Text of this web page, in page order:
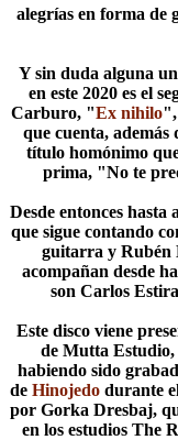
alegrías en forma de
Y sin duda alguna
en este 2020 es el
Carburo, "Ex nihilo",
que cuenta, además
título homónimo
prima, "No te
Desde entonces
que sigue contando
guitarra y Rubén
acompañan desde
son Carlos
Este disco viene
de Mutta
habiendo sido
de Hinojedodurante el
por Gorka Dresbaj,
en los estudios The